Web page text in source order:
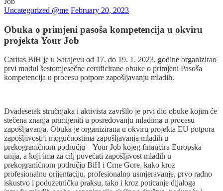
Uncategorized @me February 20, 2023
Obuka o primjeni pasoša kompetencija u okviru
projekta Your Job
Caritas BiH je u Sarajevu od 17. do 19. 1. 2023. godine organizirao
prvi modul šestomjesečne certificirane obuke o primjeni Pasoša
kompetencija u procesu potpore zapošljavanju mladih.
Dvadesetak stručnjaka i aktivista završilo je prvi dio obuke kojim će
stečena znanja primijeniti u posredovanju mladima u procesu
zapošljavanja. Obuka je organizirana u okviru projekta EU potpora
zapošljivosti i mogućnostima zapošljavanja mladih u
prekograničnom području – Your Job kojeg financira Europska
unija, a koji ima za cilj povećati zapošljivost mladih u
prekograničnom području BiH i Crne Gore, kako kroz
profesionalnu orijentaciju, profesionalno usmjeravanje, prvo radno
iskustvo i poduzetničku praksu, tako i kroz poticanje dijaloga